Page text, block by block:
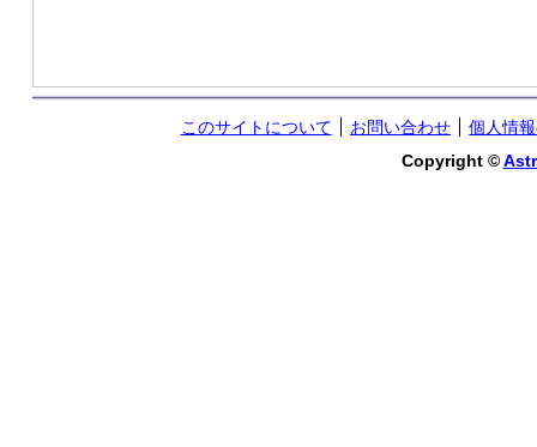
このサイトについて お問い合わせ
個人情
Copyright ©